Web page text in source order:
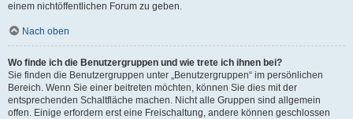
einem nichtöffentlichen Forum zu geben.
Nach oben
Wo finde ich die Benutzergruppen und wie trete ich ihnen bei?
Sie finden die Benutzergruppen unter „Benutzergruppen“ im persönlichen
Bereich. Wenn Sie einer beitreten möchten, können Sie dies mit der
entsprechenden Schaltfläche machen. Nicht alle Gruppen sind allgemein
offen. Einige erfordern erst eine Freischaltung, andere können geschlossen